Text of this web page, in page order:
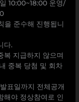
10:00~18:00 운영/
을 준수해 진행됩니
다.
복 지급하지 않으며
중복 당첨 및 회차
표일까지 전체공개
해야 정상참여로 인